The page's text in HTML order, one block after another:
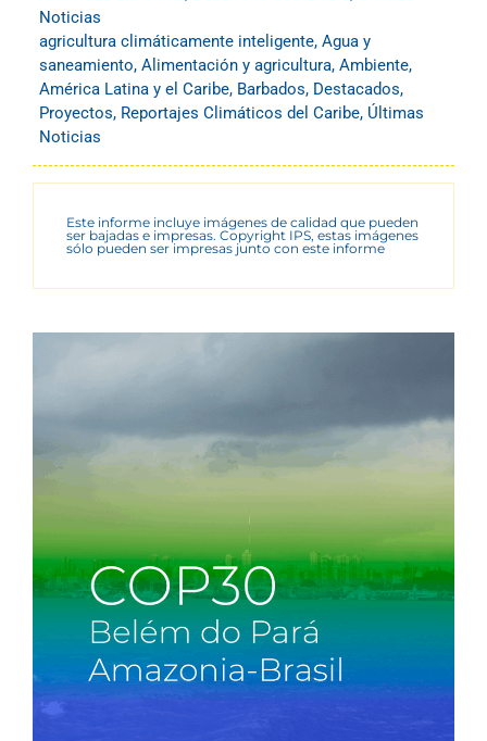
Noticias
agricultura climáticamente inteligente, Agua y
saneamiento, Alimentación y agricultura, Ambiente,
América Latina y el Caribe, Barbados, Destacados,
Proyectos, Reportajes Climáticos del Caribe, Últimas
Noticias
Este informe incluye imágenes de calidad que pueden
ser bajadas e impresas. Copyright IPS, estas imágenes
sólo pueden ser impresas junto con este informe